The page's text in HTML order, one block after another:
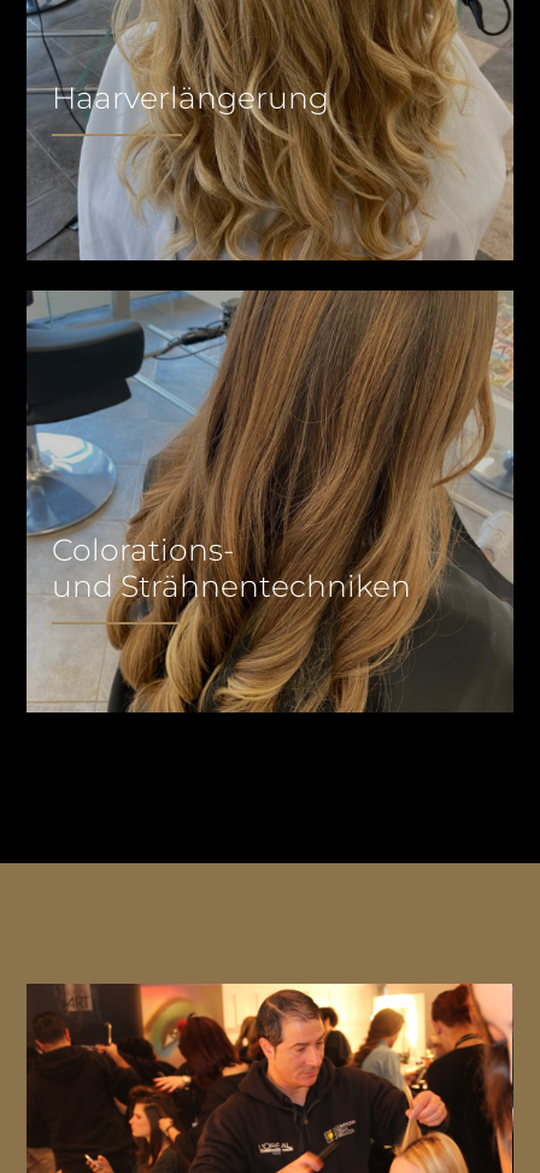
Haarverlängerung
Colorations-
und Strähnentechniken